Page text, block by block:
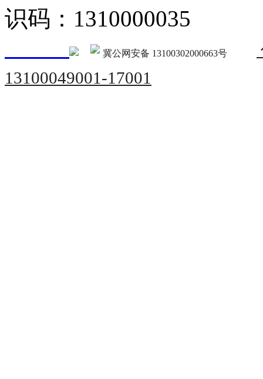
识码：1310000035
冀公网安备 13100302000663号
13100049001-17001